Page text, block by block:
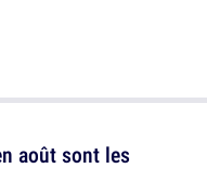
août sont les